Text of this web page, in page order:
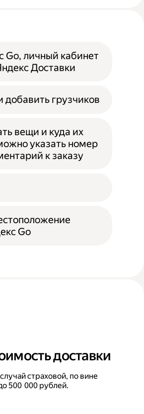
Go, личный кабинет
Доставки
грузчиков
вещи и куда их
указать номер
к заказу
Go
доставки
страховой, по вине
500 000 рублей.